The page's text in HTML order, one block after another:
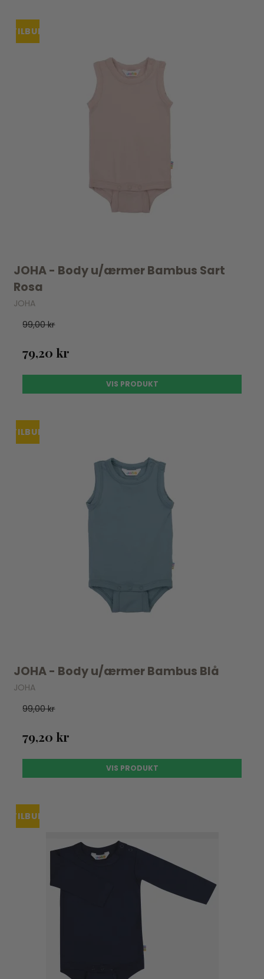
TILBUD
JOHA - Body u/ærmer Bambus Sart
Rosa
JOHA
99,00 kr
79,20 kr
VIS PRODUKT
TILBUD
JOHA - Body u/ærmer Bambus Blå
JOHA
99,00 kr
79,20 kr
VIS PRODUKT
TILBUD